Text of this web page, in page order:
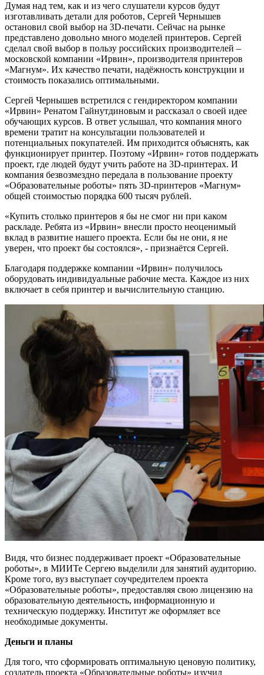
Думая над тем, как и из чего слушатели курсов будут
изготавливать детали для роботов, Сергей Чернышев
остановил свой выбор на 3D-печати. Сейчас на рынке
представлено довольно много моделей принтеров. Сергей
сделал свой выбор в пользу российских производителей –
московской компании «Ирвин», производителя принтеров
«Магнум». Их качество печати, надёжность конструкции и
стоимость показались оптимальными.
Сергей Чернышев встретился с гендиректором компании
«Ирвин» Ренатом Гайнутдиновым и рассказал о своей идее
обучающих курсов. В ответ услышал, что компания много
времени тратит на консультации пользователей и
потенциальных покупателей. Им приходится объяснять, как
функционирует принтер. Поэтому «Ирвин» готов поддержать
проект, где людей будут учить работе на 3D-принтерах. И
компания безвозмездно передала в пользование проекту
«Образовательные роботы» пять 3D-принтеров «Магнум»
общей стоимостью порядка 600 тысяч рублей.
«Купить столько принтеров я бы не смог ни при каком
раскладе. Ребята из «Ирвин» внесли просто неоценимый
вклад в развитие нашего проекта. Если бы не они, я не
уверен, что проект бы состоялся», - признаётся Сергей.
Благодаря поддержке компании «Ирвин» получилось
оборудовать индивидуальные рабочие места. Каждое из них
включает в себя принтер и вычислительную станцию.
Видя, что бизнес поддерживает проект «Образовательные
роботы», в МИИТе Сергею выделили для занятий аудиторию.
Кроме того, вуз выступает соучредителем проекта
«Образовательные роботы», предоставляя свою лицензию на
образовательную деятельность, информационную и
техническую поддержку. Институт же оформляет все
необходимые документы.
Деньги и планы
Для того, что сформировать оптимальную ценовую политику,
создатель проекта «Образовательные роботы» изучил